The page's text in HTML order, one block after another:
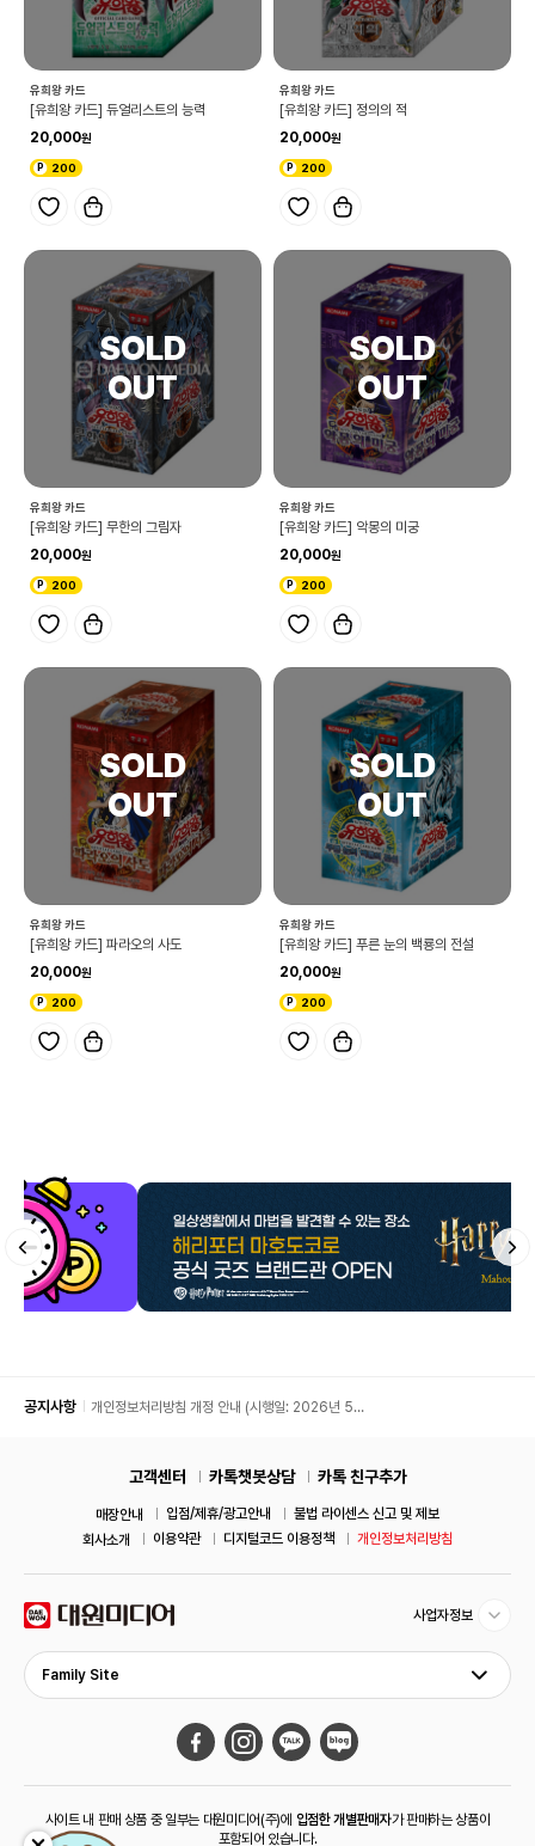
유희왕 카드
[유희왕 카드] 듀얼리스트의 능력
20,000
200
유희왕 카드
[유희왕 카드] 정의의 적
20,000
200
유희왕 카드
[유희왕 카드] 무한의 그림자
20,000
200
유희왕 카드
[유희왕 카드] 악몽의 미궁
20,000
200
유희왕 카드
[유희왕 카드] 파라오의 사도
20,000
200
유희왕 카드
[유희왕 카드] 푸른 눈의 백룡의 전설
20,000
200
공지사항
개인정보처리방침 개정 안내 (시행일: 2026년 5월
고객센터 카톡챗봇상담 카톡 친구추가
매장안내 입점/제휴/광고안내
불법 라이센스 신고 및 제보
회사소개
이용약관 디지털코드 이용정책 개인정보처리방침
사업자정보
Family Site
사이트 내 판매 상품 중 일부는 대원미디어(주)에 입점한 개별판매자가 판매하는 상품이
포함되어 있습니다.